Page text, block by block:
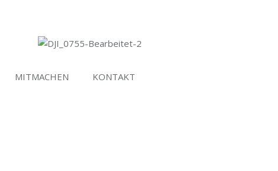
MITMACHEN KONTAKT